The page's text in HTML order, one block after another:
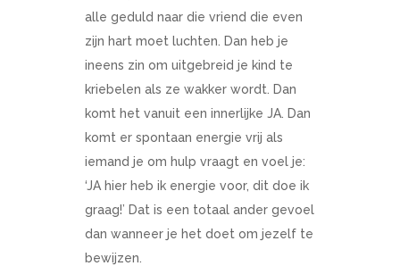
alle geduld naar die vriend die even
zijn hart moet luchten. Dan heb je
ineens zin om uitgebreid je kind te
kriebelen als ze wakker wordt. Dan
komt het vanuit een innerlijke JA. Dan
komt er spontaan energie vrij als
iemand je om hulp vraagt en voel je:
‘JA hier heb ik energie voor, dit doe ik
graag!’ Dat is een totaal ander gevoel
dan wanneer je het doet om jezelf te
bewijzen.